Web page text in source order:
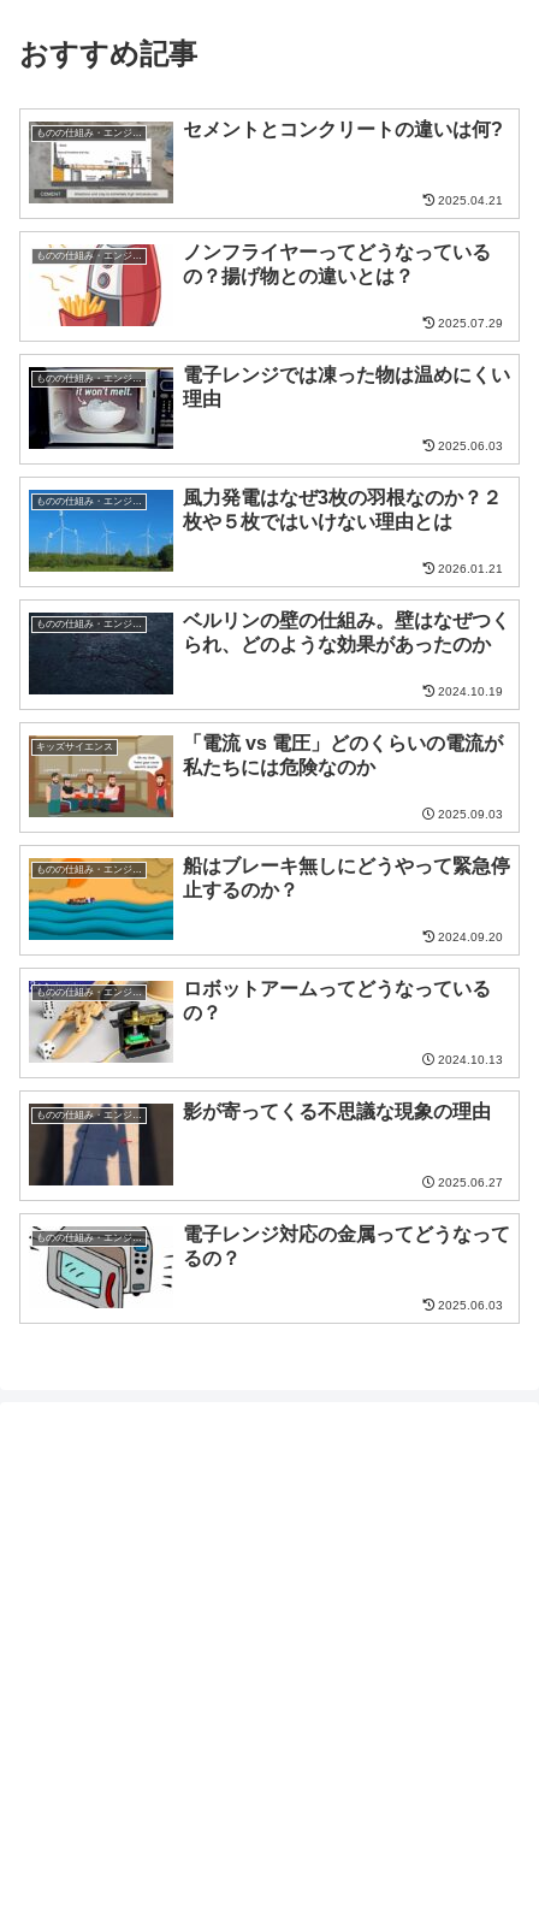
おすすめ記事
ものの仕組み・エンジニア セメントとコンクリートの違いは何?
2025.04.21
ノンフライヤーってどうなっている
の？揚げ物との違いとは？
2025.07.29
ものの仕組み・エンジニア
電子レンジでは凍った物は温めにくい
理由
2025.06.03
風力発電はなぜ3枚の羽根なのか？２
枚や５枚ではいけない理由とは
2026.01.21
ベルリンの壁の仕組み。壁はなぜつく
られ、どのような効果があったのか
2024.10.19
キッズサイエンス
「電流 vs 電圧」どのくらいの電流が
私たちには危険なのか
2025.09.03
船はブレーキ無しにどうやって緊急停
止するのか？
2024.09.20
ものの仕組み・エンジニア
ロボットアームってどうなっている
の？
2024.10.13
影が寄ってくる不思議な現象の理由
2025.06.27
ものの仕組み・エンジニア
電子レンジ対応の金属ってどうなって
るの？
2025.06.03